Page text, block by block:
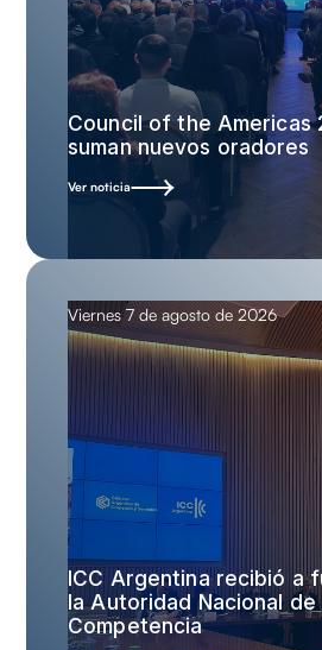
Council of the Americas
suman nuevos oradores
Ver noticia
Viernes 7 de agosto de 2026
ICC Argentina recibió a
la Autoridad Nacional de
Competencia